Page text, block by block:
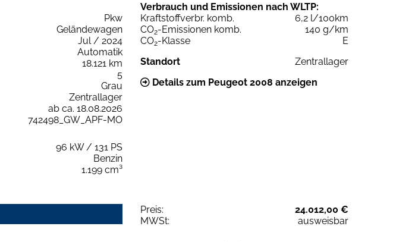
Pkw
Geländewagen
Jul / 2024
Automatik
18.121 km
5
Grau
Zentrallager
ab ca. 18.08.2026
742498_GW_APF-MO
96 kW / 131 PS
Benzin
1.199 cm³
Verbrauch und Emissionen nach WLTP:
Kraftstoffverbr. komb.
6,2 l/100km
CO2-Emissionen komb.
140 g/km
CO2-Klasse
E
Standort
Zentrallager
Details zum Peugeot 2008 anzeigen
Preis:
24.012,00 €
MWSt:
ausweisbar